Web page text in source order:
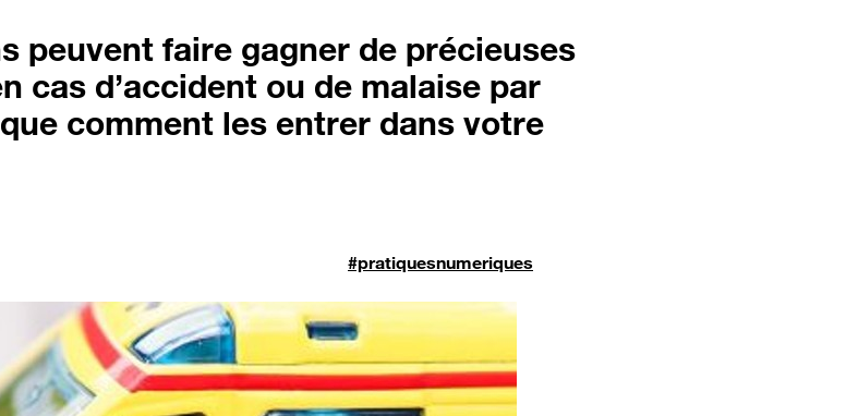
peuvent faire gagner de précieuses
cas d’accident ou de malaise par
comment les entrer dans votre
#pratiquesnumeriques